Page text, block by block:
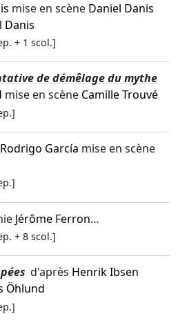
mise en scène Daniel Danis
Danis
+ 1 scol.]
de démêlage du mythe
mise en scène Camille Trouvé
Rodrigo García mise en scène
Jérôme Ferron…
+ 8 scol.]
d'après Henrik Ibsen
Öhlund